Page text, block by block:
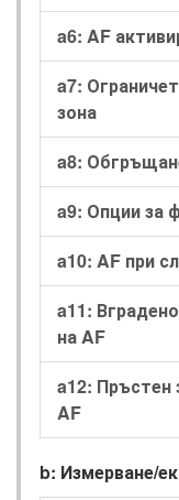
a6: AF
a7:
зона
a8:
a9: Опции за
a10: AF при
a11:
на AF
a12: Пръстен
AF
b: Измерване/